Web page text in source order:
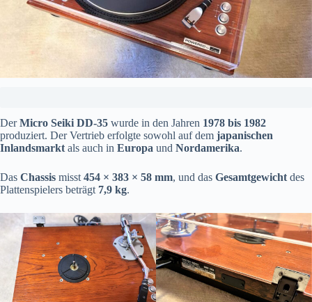
DerMicro Seiki DD-35 wurde in den Jahren 1978 bis 1982
produziert. Der Vertrieb erfolgte sowohl auf dem japanischen
Inlandsmarkt als auch in Europa und Nordamerika.
Das Chassis misst 454 × 383 × 58 mm, und das Gesamtgewicht des
Plattenspielers beträgt 7,9 kg.